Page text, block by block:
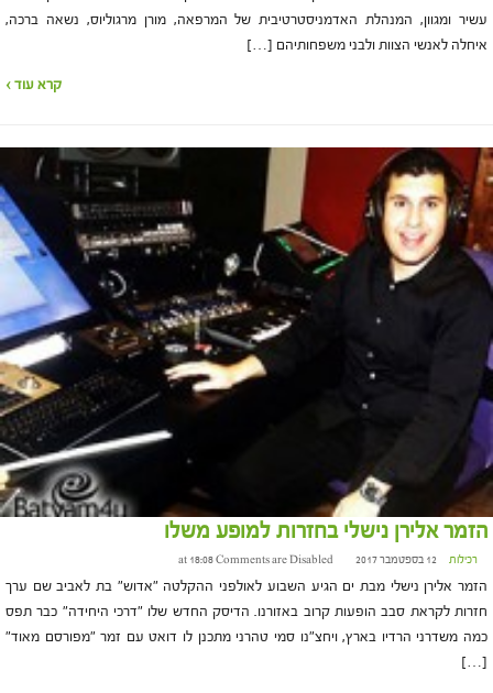
עשיר ומגוון, המנהלת האדמניסטרטיבית של המרפאה, מורן מרגוליוס, נשאה ברכה,
איחלה לאנשי הצוות ולבני משפחותיהם […]
קרא עוד ›
הזמר אלירן נישלי בחזרות למופע משלו
רכילות 12 בספטמבר 2017 at 18:08 Comments are Disabled
הזמר אלירן נישלי מבת ים הגיע השבוע לאולפני ההקלטה "אדוש" בת לאביב שם ערך
חזרות לקראת סבב הופעות קרוב באזורנו. הדיסק החדש שלו "דרכי היחידה" כבר תפס
כמה משדרני הרדיו בארץ, ויחצ"נו סמי טהרני מתכנן לו דואט עם זמר "מפורסם מאוד"
[…]